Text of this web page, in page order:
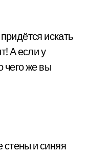
искать
А если у
чего же вы
и синяя